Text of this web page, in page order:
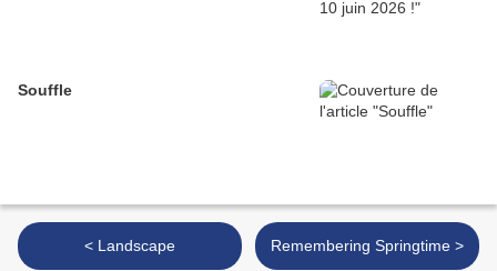
Souffle
< Landscape Remembering Springtime >